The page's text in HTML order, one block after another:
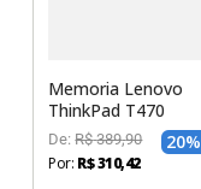
Memoria Lenovo
ThinkPad T470
De:R$ 389,90 20%
Por: R$310,42